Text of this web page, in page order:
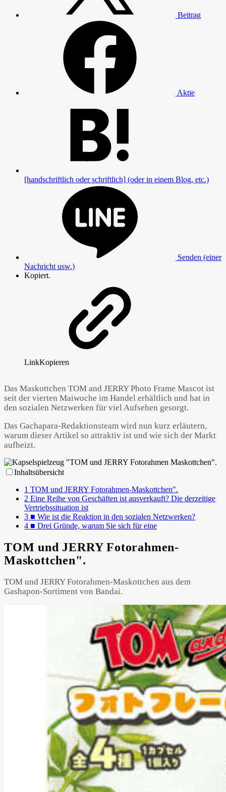
Beitrag
Aktie
[handschriftlich oder schriftlich] (oder in einem Blog, etc.)
Senden (einer
Nachricht usw.)
Kopiert.
LinkKopieren
Das Maskottchen TOM and JERRY Photo Frame Mascot ist
seit der vierten Maiwoche im Handel erhältlich und hat in
den sozialen Netzwerken für viel Aufsehen gesorgt.
Das Gachapara-Redaktionsteam wird nun kurz erläutern,
warum dieser Artikel so attraktiv ist und wie sich der Markt
aufheizt.
Inhaltsübersicht
1 TOM und JERRY Fotorahmen-Maskottchen".
2 Eine Reihe von Geschäften ist ausverkauft? Die derzeitige
Vertriebssituation ist
3 ■ Wie ist die Reaktion in den sozialen Netzwerken?
4 ■ Drei Gründe, warum Sie sich für eine
TOM und JERRY Fotorahmen-
Maskottchen".
TOM und JERRY Fotorahmen-Maskottchen aus dem
Gashapon-Sortiment von Bandai.